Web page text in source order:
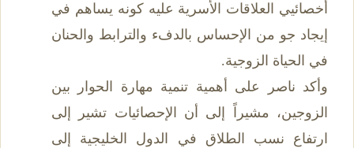
أخصائيي العلاقات الأسرية عليه كونه يساهم في
إيجاد جو من الإحساس بالدفء والترابط والحنان
في الحياة الزوجية.
وأكد ناصر على أهمية تنمية مهارة الحوار بين
الزوجين، مشيراً إلى أن الإحصائيات تشير إلى
ارتفاع نسب الطلاق في الدول الخليجية إلى